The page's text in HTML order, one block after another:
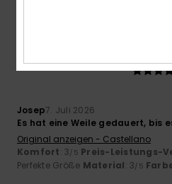
Josep7. Juli 2026
Es hat eine Weile gedauert, bis
Original anzeigen - Castellano
Komfort: 3/5 Preis-Leistungs-
Perfekte Größe Material: 3/5